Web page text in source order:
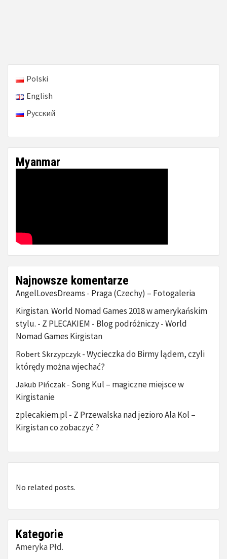
Polski
English
Русский
Myanmar
Najnowsze komentarze
AngelLovesDreams - Praga (Czechy) – Fotogaleria
Kirgistan. World Nomad Games 2018 w amerykańskim
stylu. - Z PLECAKIEM - Blog podróżniczy - World
Nomad Games Kirgistan
Robert Skrzypczyk - Wycieczka do Birmy lądem, czyli
którędy można wjechać?
Jakub Pińczak - Song Kul – magiczne miejsce w
Kirgistanie
zplecakiem.pl - Z Przewalska nad jezioro Ala Kol –
Kirgistan co zobaczyć ?
No related posts.
Kategorie
Ameryka Płd.